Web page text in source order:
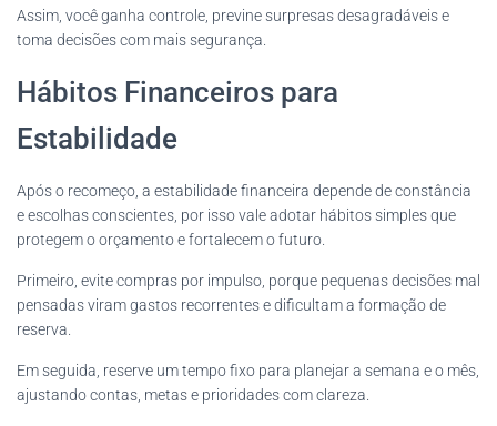
Assim, você ganha controle, previne surpresas desagradáveis e
toma decisões com mais segurança.
Hábitos Financeiros para
Estabilidade
Após o recomeço, a estabilidade financeira depende de constância
e escolhas conscientes, por isso vale adotar hábitos simples que
protegem o orçamento e fortalecem o futuro.
Primeiro, evite compras por impulso, porque pequenas decisões mal
pensadas viram gastos recorrentes e dificultam a formação de
reserva.
Em seguida, reserve um tempo fixo para planejar a semana e o mês,
ajustando contas, metas e prioridades com clareza.